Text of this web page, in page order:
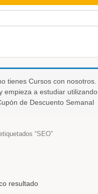
tienes Cursos con nosotros.
empieza a estudiar utilizando
de Descuento Semanal
“SEO”
resultado